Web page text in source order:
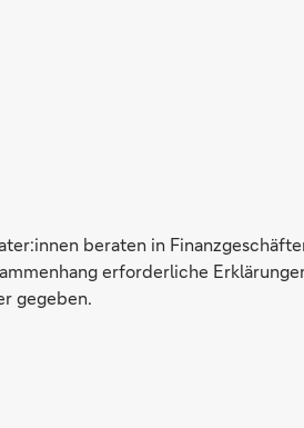
beraten in
erforderliche
gegeben.